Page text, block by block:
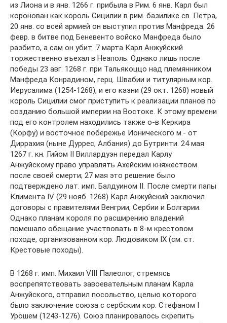
из Лиона и в янв. 1266 г. прибыла в Рим. 6 янв. Карл был
коронован как король Сицилии в рим. базилике св. Петра,
20 янв. со всей армией он выступил против Манфреда. 26
февр. в битве под Беневенто войско Манфреда было
разбито, а сам он убит. 7 марта Карл Анжуйский
торжественно въехал в Неаполь. Однако лишь после
победы 23 авг. 1268 г. при Тальякоццо над племянником
Манфреда Конрадином, герц. Швабии и титулярным кор.
Иерусалима (1254-1268), и его казни (29 окт. 1268) новый
король Сицилии смог приступить к реализации планов по
созданию большой империи на Востоке. К этому времени
под его контролем находились также о-в Керкира
(Корфу) и восточное побережье Ионического м.- от
Диррахия (ныне Дуррес, Албания) до Бутринти. 24 мая
1267 г. кн. Гийом II Виллардуэн передал Карлу
Анжуйскому право управлять Ахейским княжеством
после своей смерти; 27 мая это решение было
подтверждено лат. имп. Балдуином II. После смерти папы
Климента IV (29 нояб. 1268) Карл Анжуйский заключил
договоры с правителями Венгрии, Сербии и Болгарии.
Однако планам короля по расширению владений
помешало обещание участвовать в 8-м крестовом
походе, организованном кор. Людовиком IX (см. ст.
Крестовые походы).
В 1268 г. имп. Михаил VIII Палеолог, стремясь
воспрепятствовать завоевательным планам Карла
Анжуйского, отправил посольство, целью которого
было заключение союза с сербским кор. Стефаном I
Урошем (1243-1276). Союз планировалось скрепить